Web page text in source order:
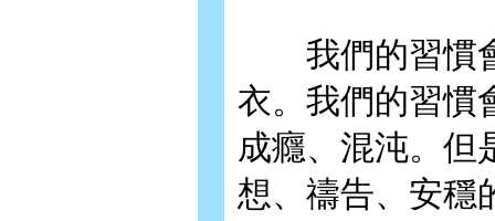
我們的習慣
衣。我們的習慣
成癮、混沌。但
想、禱告、安穩